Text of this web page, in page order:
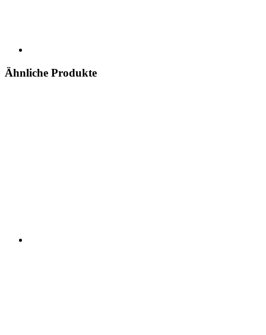
Ähnliche Produkte